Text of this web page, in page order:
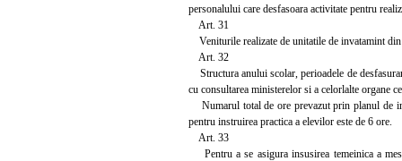
personalului care desfasoara activitate pentru
Art. 31
Veniturile realizate de unitatile de invatamint
Art. 32
Structura anului scolar, perioadele de
cu consultarea ministerelor si a celorlalte organe
Numarul total de ore prevazut prin planul de
pentru instruirea practica a elevilor este de 6 ore.
Art. 33
Pentru a se asigura insusirea temeinica a